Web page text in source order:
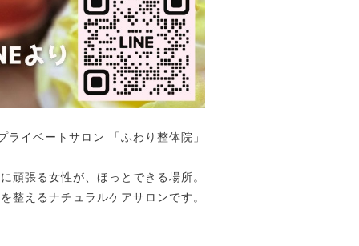
ライベートサロン 「ふわり整体院」
頑張る女性が、ほっとできる場所。
整えるナチュラルケアサロンです。